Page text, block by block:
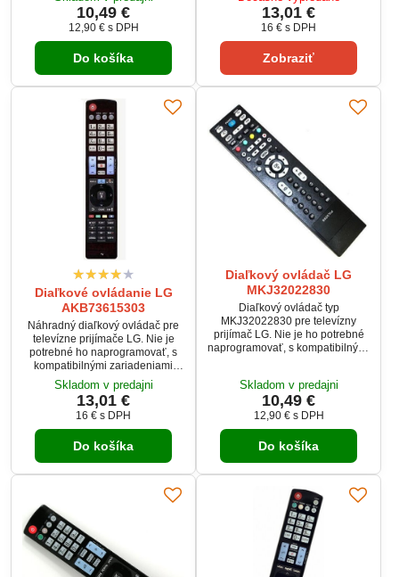
10,49 €
12,90 € s DPH
Do košíka
originál.
13,01 €
16 € s DPH
Zobraziť
Diaľkové ovládanie LG
AKB73615303
Náhradný diaľkový ovládač pre
televízne prijímače LG. Nie je
potrebné ho naprogramovať, s
kompatibilnými zariadeniami
hneď funguje.
Skladom v predajni
13,01 €
16 € s DPH
Do košíka
Diaľkový ovládač LG
MKJ32022830
Diaľkový ovládač typ
MKJ32022830 pre televízny
prijímač LG. Nie je ho potrebné
naprogramovať, s kompatibilnými
Skladom v predajni
10,49 €
12,90 € s DPH
Do košíka